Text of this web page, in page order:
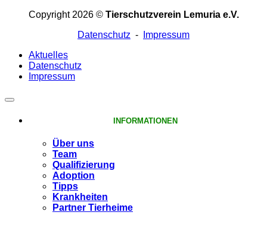
Copyright 2026 © Tierschutzverein Lemuria e.V.
Datenschutz -
Impressum
Aktuelles
Datenschutz
Impressum
INFORMATIONEN
Über uns
Team
Qualifizierung
Adoption
Tipps
Krankheiten
Partner Tierheime